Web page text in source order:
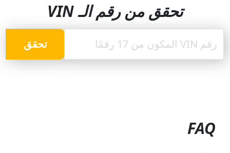
تحقق من رقم الـ VIN
تحقق
FAQ